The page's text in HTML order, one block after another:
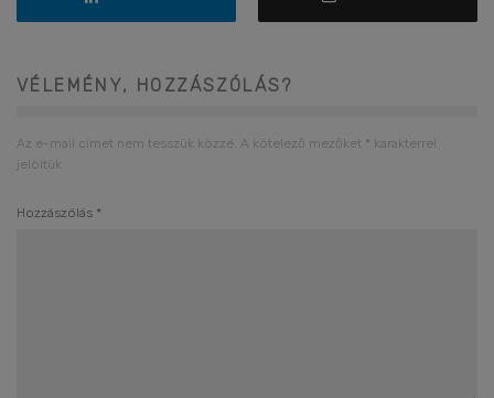
VÉLEMÉNY, HOZZÁSZÓLÁS?
Az e-mail címet nem tesszük közzé. A kötelező mezőket * karakterrel
jelöltük
Hozzászólás *